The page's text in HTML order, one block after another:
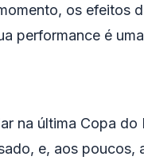
os efeitos
performance é
na última Copa
e, aos